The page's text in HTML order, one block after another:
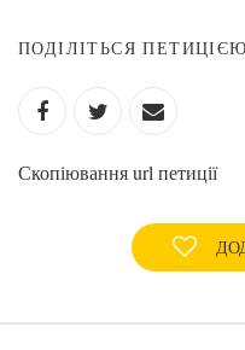
ПОДІЛІТЬСЯ
Скопіювання url петиції